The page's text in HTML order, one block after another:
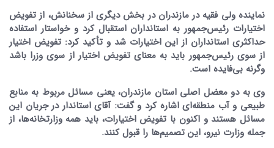
نماینده ولی فقیه در مازندران در بخش دیگری از سخنانش، از تفویض
اختیارات رئیس‌جمهور به استانداران استقبال کرد و خواستار استفاده
حداکثری استانداران از این اختیارات شد و تأکید کرد: تفویض اختیار
از سوی رئیس‌جمهور باید به معنای تفویض اختیار از سوی وزرا باشد
وگرنه بی‌فایده است.
وی به دو معضل اصلی استان مازندران، یعنی مسائل مربوط به منابع
طبیعی و آب منطقه‌ای اشاره کرد و گفت: آقای استاندار در جریان این
مسائل هستند و اکنون با تفویض اختیارات، باید همه وزارتخانه‌ها، از
جمله وزارت نیرو، این تصمیم‌ها را قبول کنند.